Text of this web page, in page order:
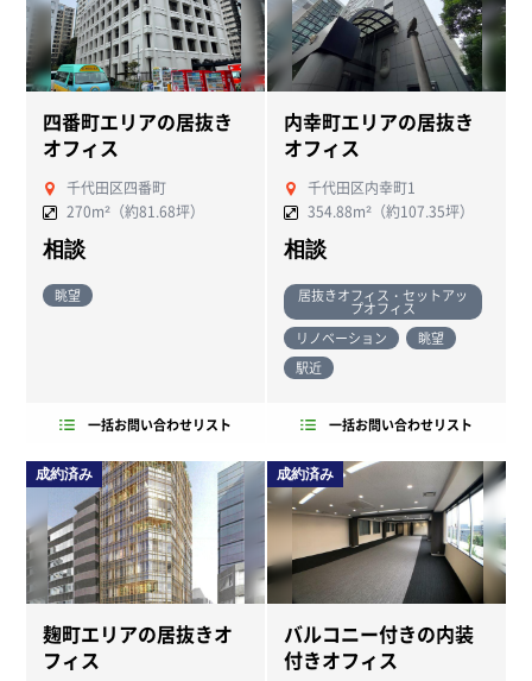
四番町エリアの居抜き
オフィス
千代田区四番町
270m²（約81.68坪）
相談
眺望
一括お問い合わせリスト
内幸町エリアの居抜き
オフィス
千代田区内幸町1
354.88m²（約107.35坪）
相談
居抜きオフィス・セットアッ
プオフィス
リノベーション
眺望
駅近
一括お問い合わせリスト
成約済み
麹町エリアの居抜きオ
フィス
成約済み
バルコニー付きの内装
付きオフィス